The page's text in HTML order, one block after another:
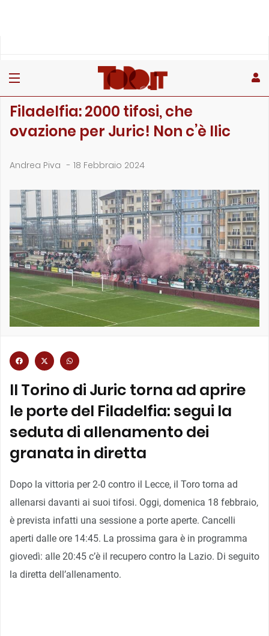
Filadelfia: 2000 tifosi, che
ovazione per Juric! Non c’è Ilic
Andrea Piva - 18 Febbraio 2024
Il Torino di Juric torna ad aprire
le porte del Filadelfia: segui la
seduta di allenamento dei
granata in diretta
Dopo la vittoria per 2-0 contro il Lecce, il Toro torna ad
allenarsi davanti ai suoi tifosi. Oggi, domenica 18 febbraio,
è prevista infatti una sessione a porte aperte. Cancelli
aperti dalle ore 14:45. La prossima gara è in programma
giovedì: alle 20:45 c’è il recupero contro la Lazio. Di seguito
la diretta dell’allenamento.